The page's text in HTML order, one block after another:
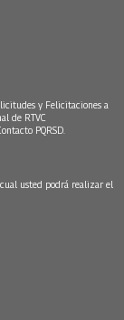
y Felicitaciones a
de RTVC
PQRSD.
usted podrá realizar el